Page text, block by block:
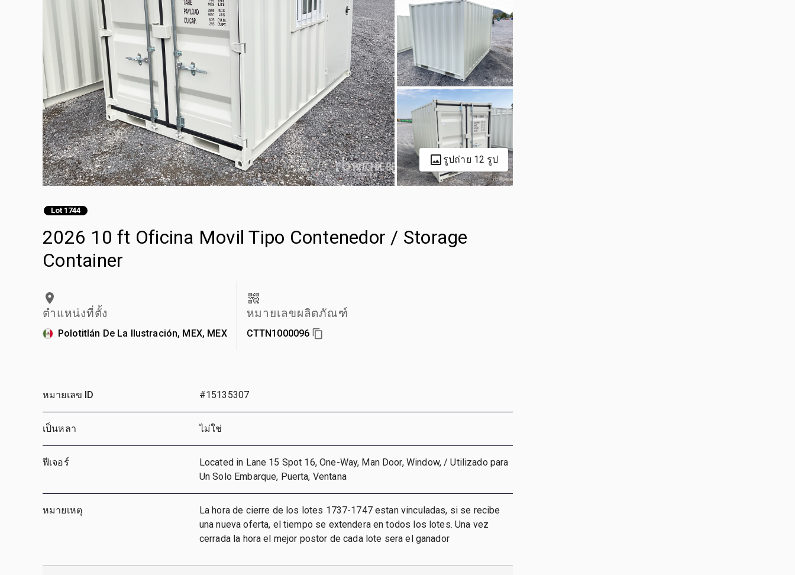
รูปถ่าย 12 รูป
Lot 1744
2026 10 ft Oficina Movil Tipo Contenedor / Storage
Container
ตำแหน่งที่ตั้ง
Polotitlán De La Ilustración, MEX, MEX
หมายเลขผลิตภัณฑ์
CTTN1000096
หมายเลข ID #15135307
เป็นหลา ไม่ใช่
ฟีเจอร์
Located in Lane 15 Spot 16, One-Way, Man Door, Window, / Utilizado para
Un Solo Embarque, Puerta, Ventana
หมายเหตุ
La hora de cierre de los lotes 1737-1747 estan vinculadas, si se recibe
una nueva oferta, el tiempo se extendera en todos los lotes. Una vez
cerrada la hora el mejor postor de cada lote sera el ganador